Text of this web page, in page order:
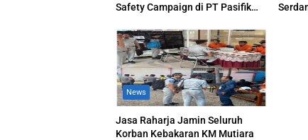
Safety Campaign di PT Pasifik
News
Jasa Raharja Jamin Seluruh
Korban Kebakaran KM Mutiara